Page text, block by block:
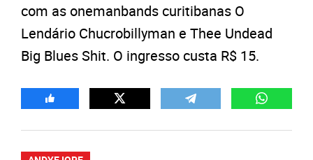
com as onemanbands curitibanas O
Lendário Chucrobillyman e Thee Undead
Big Blues Shit. O ingresso custa R$ 15.